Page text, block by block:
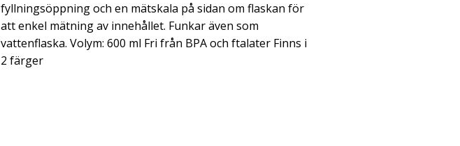
fyllningsöppning och en mätskala på sidan om flaskan för
att enkel mätning av innehållet. Funkar även som
vattenflaska. Volym: 600 ml Fri från BPA och ftalater Finns i
2 färger